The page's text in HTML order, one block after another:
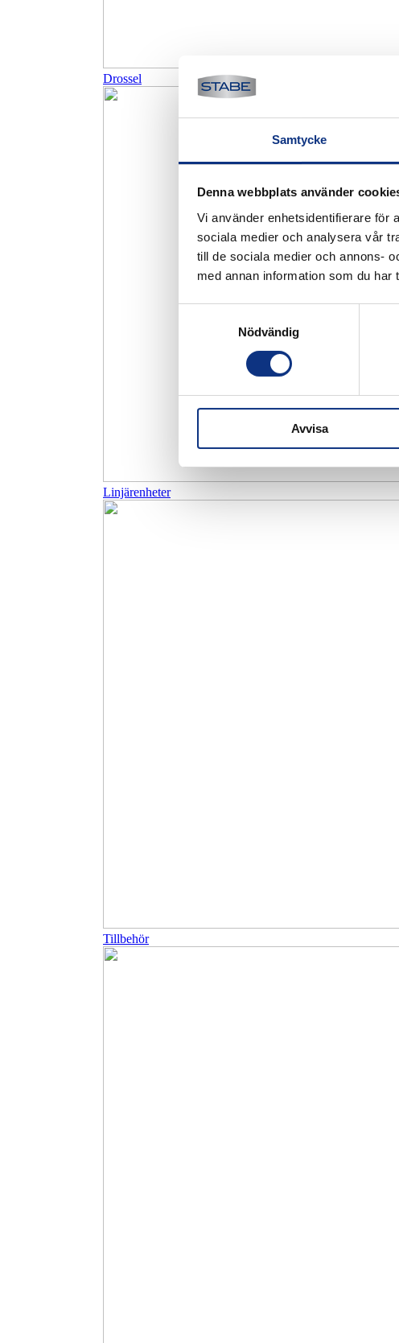
Samtycke
Denna webbplats använder
Vi använder enhetsidentifierare för
sociala medier och analysera vår
till de sociala medier och annons-
med annan information som du
Nödvändig
Avvisa
Drossel
Linjärenheter
Tillbehör